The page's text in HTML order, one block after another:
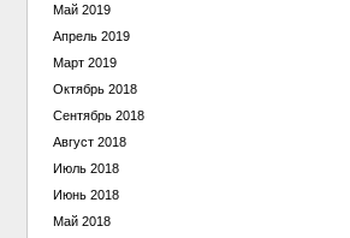
Май 2019
Апрель 2019
Март 2019
Октябрь 2018
Сентябрь 2018
Август 2018
Июль 2018
Июнь 2018
Май 2018